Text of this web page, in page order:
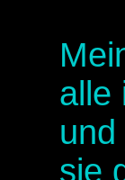
alle
sie